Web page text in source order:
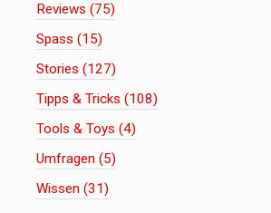
Reviews (75)
Spass (15)
Stories (127)
Tipps & Tricks (108)
Tools & Toys (4)
Umfragen (5)
Wissen (31)